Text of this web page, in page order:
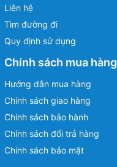
Liên hệ
Tìm đường đi
Quy định sử dụng
Chính sách mua hàng
Hướng dẫn mua hàng
Chính sách giao hàng
Chính sách bảo hành
Chính sách đổi trả hàng
Chính sách bảo mật